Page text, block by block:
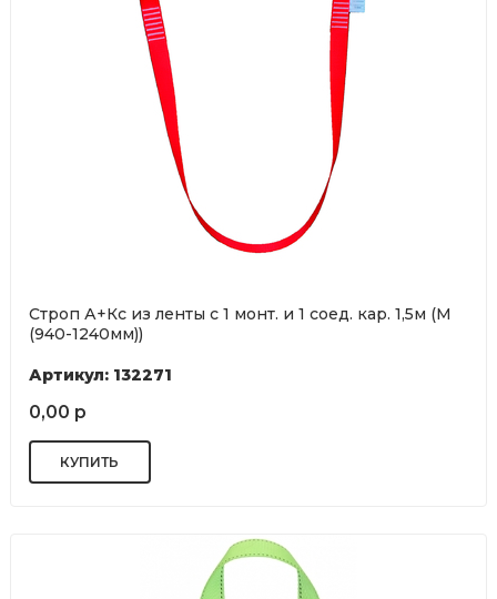
Строп А+Кс из ленты с 1 монт. и 1 соед. кар. 1,5м (М
(940-1240мм))
Артикул: 132271
0,00 р